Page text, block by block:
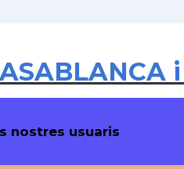
nostres usuaris